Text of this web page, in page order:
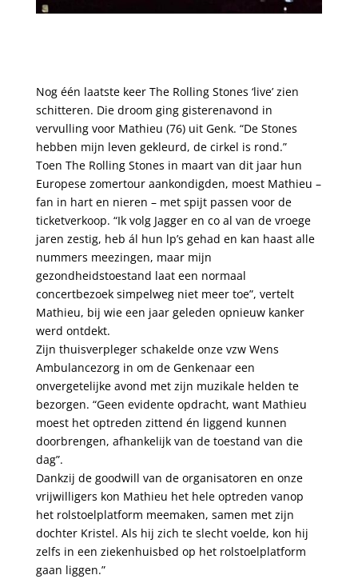
Nog één laatste keer The Rolling Stones ‘live’ zien
schitteren. Die droom ging gisterenavond in
vervulling voor Mathieu (76) uit Genk. “De Stones
hebben mijn leven gekleurd, de cirkel is rond.”
Toen The Rolling Stones in maart van dit jaar hun
Europese zomertour aankondigden, moest Mathieu –
fan in hart en nieren – met spijt passen voor de
ticketverkoop. “Ik volg Jagger en co al van de vroege
jaren zestig, heb ál hun lp’s gehad en kan haast alle
nummers meezingen, maar mijn
gezondheidstoestand laat een normaal
concertbezoek simpelweg niet meer toe”, vertelt
Mathieu, bij wie een jaar geleden opnieuw kanker
werd ontdekt.
Zijn thuisverpleger schakelde onze vzw Wens
Ambulancezorg in om de Genkenaar een
onvergetelijke avond met zijn muzikale helden te
bezorgen. “Geen evidente opdracht, want Mathieu
moest het optreden zittend én liggend kunnen
doorbrengen, afhankelijk van de toestand van die
dag”.
Dankzij de goodwill van de organisatoren en onze
vrijwilligers kon Mathieu het hele optreden vanop
het rolstoelplatform meemaken, samen met zijn
dochter Kristel. Als hij zich te slecht voelde, kon hij
zelfs in een ziekenhuisbed op het rolstoelplatform
gaan liggen.”